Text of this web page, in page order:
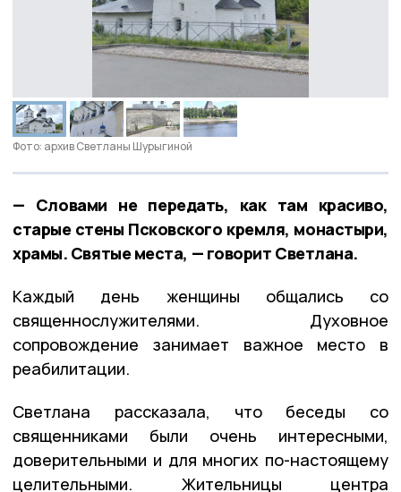
Фото: архив Светланы Шурыгиной
— Словами не передать, как там красиво,
старые стены Псковского кремля, монастыри,
храмы. Святые места, — говорит Светлана.
Каждый день женщины общались со
священнослужителями. Духовное
сопровождение занимает важное место в
реабилитации.
Светлана рассказала, что беседы со
священниками были очень интересными,
доверительными и для многих по-настоящему
целительными. Жительницы центра